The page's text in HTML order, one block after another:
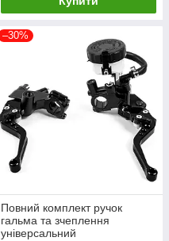
–30%
Повний комплект ручок
гальма та зчеплення
універсальний